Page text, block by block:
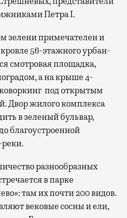
Петра I.
зелени примечателен и
56-этажного урбан-
смотровая площадка,
а на крыше 4-
под открытым
Двор жилого комплекса
в зеленый бульвар,
благоустроенной
разнообразных
в парке
там ихпочти 200 видов.
вековые сосны и ели,